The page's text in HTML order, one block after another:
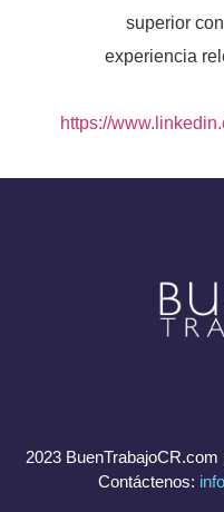
superior
experiencia
https://
2023
Contáctenos: